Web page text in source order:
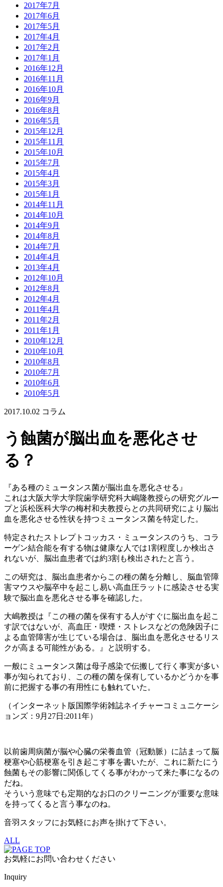
2017年7月
2017年6月
2017年5月
2017年4月
2017年2月
2017年1月
2016年12月
2016年11月
2016年10月
2016年9月
2016年8月
2016年5月
2015年12月
2015年11月
2015年10月
2015年7月
2015年4月
2015年3月
2015年1月
2014年11月
2014年10月
2014年9月
2014年8月
2014年7月
2014年4月
2013年4月
2012年10月
2012年8月
2012年4月
2011年4月
2011年2月
2011年1月
2010年12月
2010年10月
2010年8月
2010年7月
2010年6月
2010年5月
2017.10.02 コラム
う蝕菌が脳出血を悪化させ
る？
『ある種のミュータンス菌が脳出血を悪化させる』
これは大阪大学大学院歯学研究科大嶋隆教授らの研究グルー
プと浜松医科大学の梅村和夫教授らとの共同研究により脳出
血を悪化させる性状を持つミュータンス菌を特定した。
特定されたストレプトコッカス・ミュータンスのうち、コラ
ーゲン結合能を有する物は健康な人では1割程度しか検出さ
れないが、脳出血患者では約3割も検出されたと言う。
この研究は、脳出血患者からこの種の菌を分離し、脳血管障
害マウスや脳卒中を起こし易い高血圧ラットに感染させる実
験で脳出血を悪化させる事を確認した。
大嶋教授は『この種の菌を保有する人がすぐに脳出血を起こ
す訳ではないが、高血圧・喫煙・ストレスなどの危険因子に
よる血管障害が生じている場合は、脳出血を悪化させるリス
クが高まる可能性がある。』と説明する。
一般にミュータンス菌は母子感染で伝搬して行く事実が多い
事が知られており、この種の菌を保有しているかどうかを事
前に把握する事の有用性にも触れていた。
（インターネット版国際学術雑誌ネイチャーコミュニケーシ
ョンズ：9月27日:2011年）
以前歯周病菌が脳や心臓の栄養血管（冠動脈）に詰まって脳
梗塞や心筋梗塞を引き起こす事を書いたが、これに新たにう
蝕菌もその影響に関係してくる事がわかって来た事になるの
だね。
そういう意味でも定期的なお口のクリーニングが重要な意味
を持ってくると言う事なのね。
音羽スタッフにお気軽にお声を掛けて下さい。
ALL
お気軽にお問い合わせください
Inquiry